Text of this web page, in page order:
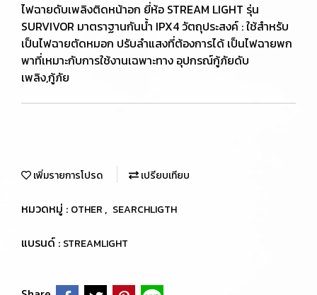
ไฟฉายดับเพลิงติดหน้าอก ยี่ห้อ STREAM LIGHT รุ่น
SURVIVOR มาตราฐานกันน้ำ IPX4 วัตถุประสงค์ : ใช้สำหรับ
เป็นไฟฉายตัดหมอก ปรับลำแสงที่ต้องการได้ เป็นไฟฉายพก
พาที่เหมาะกับการใช้งานเฉพาะทาง อุปกรณ์กู้ภัยดับ
เพลิง,กู้ภัย
เพิ่มรายการโปรด เปรียบเทียบ
หมวดหมู่ : OTHER , SEARCHLIGTH
แบรนด์ : STREAMLIGHT